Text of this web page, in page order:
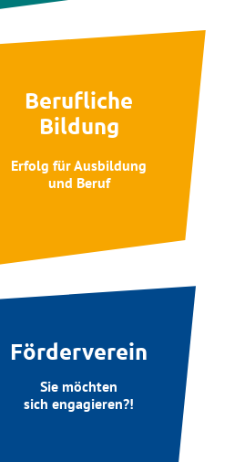
Berufliche
Bildung
Erfolg für Ausbildung
und Beruf
Förderverein
Sie möchten
sich engagieren?!